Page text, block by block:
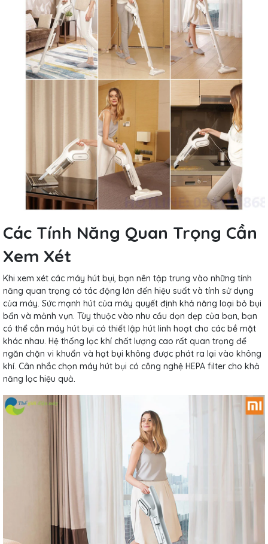
Các Tính Năng Quan Trọng Cần
Xem Xét
Khi xem xét các máy hút bụi, bạn nên tập trung vào những tính
năng quan trọng có tác động lớn đến hiệu suất và tính sử dụng
của máy. Sức mạnh hút của máy quyết định khả năng loại bỏ bụi
bẩn và mảnh vụn. Tùy thuộc vào nhu cầu dọn dẹp của bạn, bạn
có thể cần máy hút bụi có thiết lập hút linh hoạt cho các bề mặt
khác nhau. Hệ thống lọc khí chất lượng cao rất quan trọng để
ngăn chặn vi khuẩn và hạt bụi không được phát ra lại vào không
khí. Cân nhắc chọn máy hút bụi có công nghệ HEPA filter cho khả
năng lọc hiệu quả.